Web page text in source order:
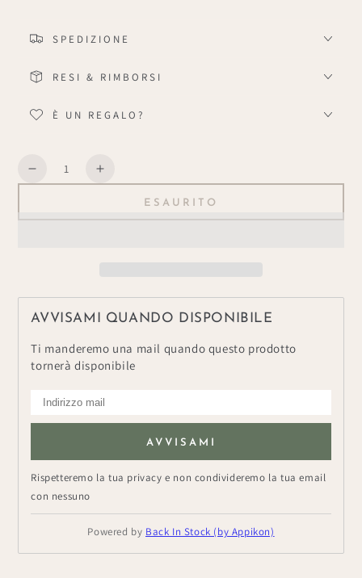
SPEDIZIONE
RESI & RIMBORSI
È UN REGALO?
Quantità
Diminuisce
600
Aumenta
quantità
600
ESAURITO
AVVISAMI QUANDO DISPONIBILE
Ti manderemo una mail quando questo prodotto
tornerà disponibile
AVVISAMI
Rispetteremo la tua privacy e non condivideremo la tua email
con nessuno
Powered by Back In Stock (by Appikon)